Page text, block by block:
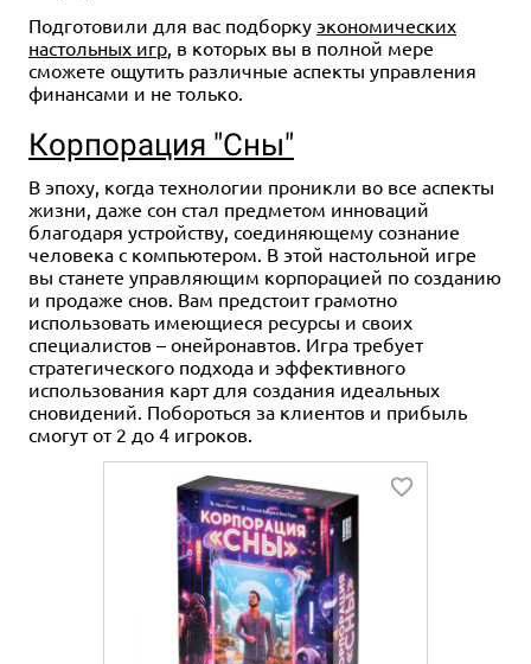
Подготовили для вас подборку экономических
настольных игр , в которых вы в полной мере
сможете ощутить различные аспекты управления
финансами и не только.
Корпорация "Сны"
В эпоху, когда технологии проникли во все аспекты
жизни, даже сон стал предметом инноваций
благодаря устройству, соединяющему сознание
человека с компьютером. В этой настольной игре
вы станете управляющим корпорацией по созданию
и продаже снов. Вам предстоит грамотно
использовать имеющиеся ресурсы и своих
специалистов – онейронавтов. Игра требует
стратегического подхода и эффективного
использования карт для создания идеальных
сновидений. Побороться за клиентов и прибыль
смогут от 2 до 4 игроков.